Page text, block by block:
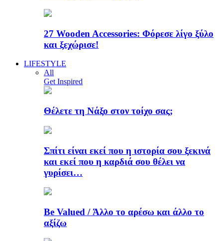
27 Wooden Accessories: Φόρεσε λίγο ξύλο
και ξεχώρισε!
LIFESTYLE
All
Get Inspired
Θέλετε τη Νάξο στον τοίχο σας;
Σπίτι είναι εκεί που η ιστορία σου ξεκινά
και εκεί που η καρδιά σου θέλει να
γυρίσει…
Be Valued / Άλλο το αρέσω και άλλο το
αξίζω